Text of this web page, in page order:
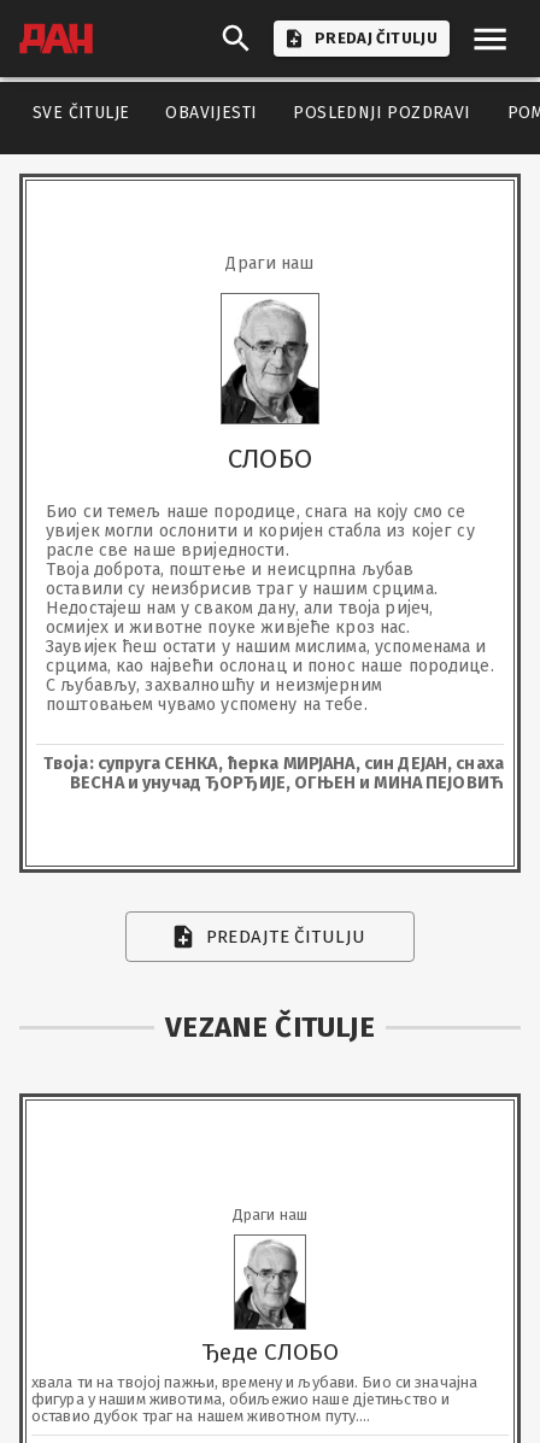
PREDAJ ČITULJU
SVE ČITULJE OBAVIJESTI POSLEDNJI POZDRAVI
Драги наш
СЛОБО
Био си темељ наше породице, снага на коју смо се
увијек могли ослонити и коријен стабла из којег су
расле све наше вриједности.
Твоја доброта, поштење и неисцрпна љубав
оставили су неизбрисив траг у нашим срцима.
Недостајеш нам у сваком дану, али твоја ријеч,
осмијех и животне поуке живјеће кроз нас.
Заувијек ћеш остати у нашим мислима, успоменама и
срцима, као највећи ослонац и понос наше породице.
С љубављу, захвалношћу и неизмјерним
поштовањем чувамо успомену на тебе.
Твоја: супруга СЕНКА, ћерка МИРЈАНА, син ДЕЈАН, снаха
ВЕСНА и унучад ЂОРЂИЈЕ, ОГЊЕН и МИНА ПЕЈОВИЋ
PREDAJTE ČITULJU
VEZANE ČITULJE
Драги наш
Ђеде СЛОБО
хвала ти на твојој пажњи, времену и љубави. Био си значајна
фигура у нашим животима, обиљежио наше д‌јетињство и
оставио дубок траг на нашем животном путу.
Топли осјећај дома, припадности и заједништва у нашој